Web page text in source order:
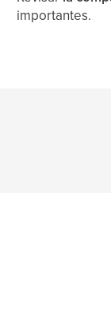
importantes.